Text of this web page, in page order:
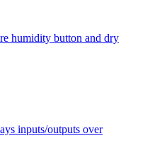
humidity button and dry
inputs/outputs over